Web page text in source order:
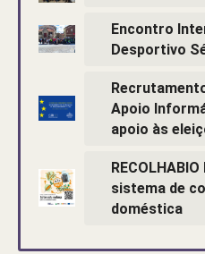
Encontro
Desportivo
Apoio
apoio às
sistema de
doméstica